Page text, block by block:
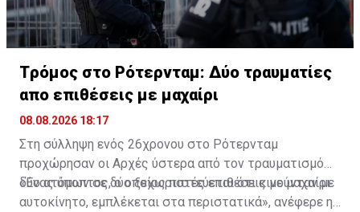
Tρόμος στο Ρότερνταμ: Δύο τραυματίες
απο επιθέσεις με μαχαίρι
08.08.2026 18:17
Στη σύλληψη ενός 26χρονου στο Ρότερνταμ
προχώρησαν οι Αρχές ύστερα από τον τραυματισμό
δύο ατόμων σε δύο ξεχωριστές επιθέσεις με μαχαίρι.
«Ένας ύποπτος, ο οποίος πιστεύεται ότι κινούνταν με
αυτοκίνητο, εμπλέκεται στα περιστατικά», ανέφερε η